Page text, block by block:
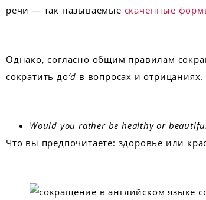
речи — так называемые скаченные
Однако, согласно общим правилам
сократить до‘d в вопросах и
Would you rather be healthy or
Что вы предпочитаете: здоровье или